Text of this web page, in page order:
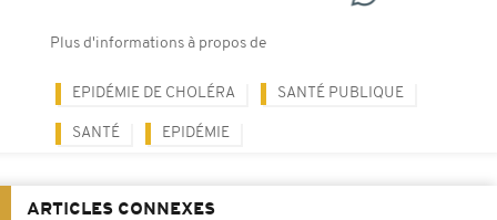
Plus d'informations à propos de
EPIDÉMIE DE CHOLÉRA SANTÉ PUBLIQUE
SANTÉ EPIDÉMIE
ARTICLES CONNEXES